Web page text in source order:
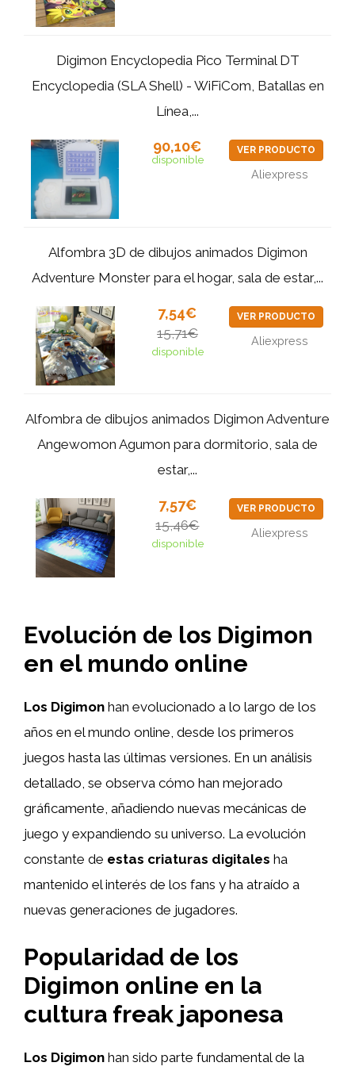
Digimon Encyclopedia Pico Terminal DT
Encyclopedia (SLA Shell) - WiFiCom, Batallas en
Línea,...
90,10€
disponible
VER PRODUCTO
Aliexpress
Alfombra 3D de dibujos animados Digimon
Adventure Monster para el hogar, sala de estar,...
7,54€
15,71€
disponible
VER PRODUCTO
Aliexpress
Alfombra de dibujos animados Digimon Adventure
Angewomon Agumon para dormitorio, sala de
estar,...
7,57€
15,46€
disponible
VER PRODUCTO
Aliexpress
Evolución de los Digimon
en el mundo online
Los Digimon han evolucionado a lo largo de los
años en el mundo online, desde los primeros
juegos hasta las últimas versiones. En un análisis
detallado, se observa cómo han mejorado
gráficamente, añadiendo nuevas mecánicas de
juego y expandiendo su universo. La evolución
constante de estas criaturas digitales ha
mantenido el interés de los fans y ha atraído a
nuevas generaciones de jugadores.
Popularidad de los
Digimon online en la
cultura freak japonesa
Los Digimon han sido parte fundamental de la